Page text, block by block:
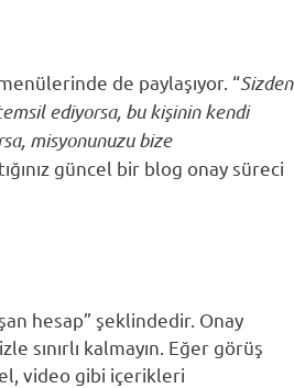
de paylaşıyor. “Sizden
ediyorsa, bu kişinin kendi
misyonunuzu bize
güncel bir blog onay süreci
hesap” şeklindedir. Onay
sınırlı kalmayın. Eğer görüş
video gibi içerikleri